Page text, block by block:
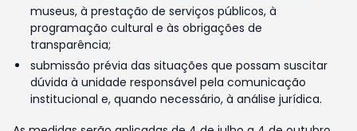
museus, à prestação de serviços públicos, à
programação cultural e às obrigações de
transparência;
submissão prévia das situações que possam suscitar
dúvida à unidade responsável pela comunicação
institucional e, quando necessário, à análise jurídica.